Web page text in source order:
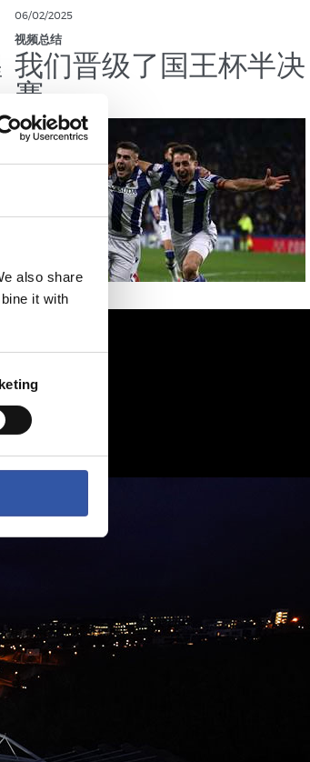
also share
it with
06/02/2025
视频总结
我们晋级了国王杯半决
赛